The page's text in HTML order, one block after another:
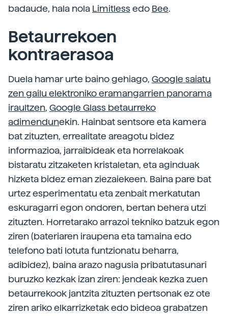
badaude, hala nola Limitlessedo Bee.
Betaurrekoen
kontraerasoa
Duela hamar urte baino gehiago, Google saiatu
zen gailu elektroniko eramangarrien panorama
iraultzen, Google Glass betaurreko
adimendunekin. Hainbat sentsore eta kamera
bat zituzten, errealitate areagotu bidez
informazioa, jarraibideak eta horrelakoak
bistaratu zitzaketen kristaletan, eta aginduak
hizketa bidez eman ziezaiekeen. Baina pare bat
urtez esperimentatu eta zenbait merkatutan
eskuragarri egon ondoren, bertan behera utzi
zituzten. Horretarako arrazoi tekniko batzuk egon
ziren (bateriaren iraupena eta tamaina edo
telefono bati lotuta funtzionatu beharra,
adibidez), baina arazo nagusia pribatutasunari
buruzko kezkak izan ziren: jendeak kezka zuen
betaurrekook jantzita zituzten pertsonak ez ote
ziren ariko elkarrizketak edo bideoa grabatzen